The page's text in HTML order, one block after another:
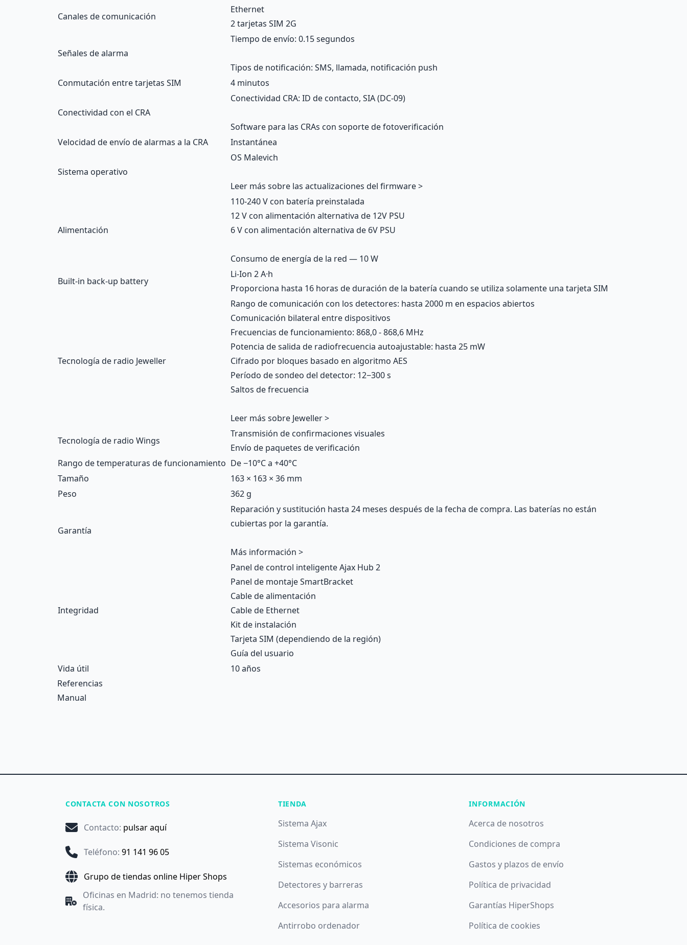
Canales de comunicación
Ethernet
2 tarjetas SIM 2G
Señales de alarma
Tiempo de envío: 0.15 segundos
Tipos de notificación: SMS, llamada, notificación push
Conmutación entre tarjetas SIM
4 minutos
Conectividad con el CRA
Conectividad CRA: ID de contacto, SIA (DC-09)
Software para las CRAs con soporte de fotoverificación
Velocidad de envío de alarmas a la CRA
Instantánea
Sistema operativo
OS Malevich
Leer más sobre las actualizaciones del firmware >
Alimentación
110-240 V con batería preinstalada
12 V con alimentación alternativa de 12V PSU
6 V con alimentación alternativa de 6V PSU
Consumo de energía de la red — 10 W
Built-in back-up battery
Li-Ion 2 А·h
Proporciona hasta 16 horas de duración de la batería cuando se utiliza solamente una tarjeta SIM
Tecnología de radio Jeweller
Rango de comunicación con los detectores: hasta 2000 m en espacios abiertos
Comunicación bilateral entre dispositivos
Frecuencias de funcionamiento: 868,0 - 868,6 MHz
Potencia de salida de radiofrecuencia autoajustable: hasta 25 mW
Cifrado por bloques basado en algoritmo AES
Período de sondeo del detector: 12−300 s
Saltos de frecuencia
Leer más sobre Jeweller >
Tecnología de radio Wings
Transmisión de confirmaciones visuales
Envío de paquetes de verificación
Rango de temperaturas de funcionamiento De −10°С a +40°С
Tamaño
163 × 163 × 36 mm
Peso
362 g
Garantía
Reparación y sustitución hasta 24 meses después de la fecha de compra. Las baterías no están
cubiertas por la garantía.
Más información >
Integridad
Panel de control inteligente Ajax Hub 2
Panel de montaje SmartBracket
Cable de alimentación
Cable de Ethernet
Kit de instalación
Tarjeta SIM (dependiendo de la región)
Guía del usuario
Vida útil
10 años
Referencias
Manual
CONTACTA CON NOSOTROS
Contacto: pulsar aquí
Teléfono: 91 141 96 05
Grupo de tiendas online Hiper Shops
Oficinas en Madrid: no tenemos tienda
física.
TIENDA
Sistema Ajax
Sistema Visonic
Sistemas económicos
Detectores y barreras
Accesorios para alarma
Antirrobo ordenador
INFORMACIÓN
Acerca de nosotros
Condiciones de compra
Gastos y plazos de envío
Política de privacidad
Garantías HiperShops
Política de cookies